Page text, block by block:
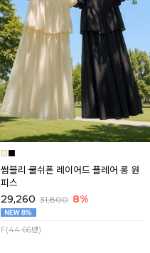
썸블리 쿨쉬폰 레이어드 플레어 롱 원
피스
29,260 31,800 8%
F(44-66반)